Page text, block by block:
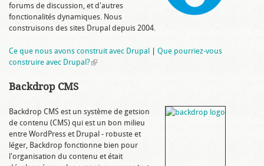
forums de discussion, et d'autres
fonctionalités dynamiques. Nous
construisons des sites Drupal depuis 2004.
Ce que nous avons construit avec Drupal
Que pourriez-vous
construire avec Drupal? (link is external)
Backdrop CMS
Backdrop CMS est un système de getsion
de contenu (CMS) qui est un bon milieu
entre WordPress et Drupal - robuste et
léger, Backdrop fonctionne bien pour
l'organisation du contenu et était